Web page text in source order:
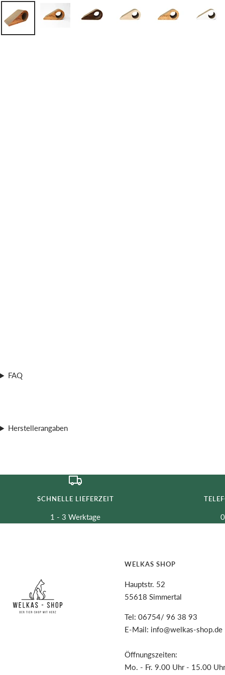
FAQ
Herstellerangaben
SCHNELLE LIEFERZEIT
1 - 3 Werktage
WELKAS SHOP
Hauptstr. 52
55618 Simmertal
Tel: 06754/ 96 38 93
E-Mail: info@welkas-shop.de
Öffnungszeiten:
Mo. - Fr. 9.00 Uhr - 15.00